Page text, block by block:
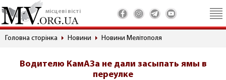
місцеві вісті
Головна сторінка Новини Новини Мелітополя
Водителю КамАЗа не дали засыпать ямы в
переулке